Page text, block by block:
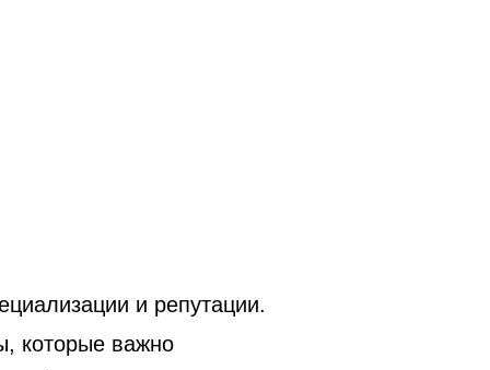
и репутации.
которые важно